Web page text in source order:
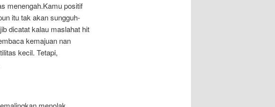
menengah.Kamu positif
itu tak akan sungguh-
dicatat kalau maslahat hit
kemajuan nan
kecil. Tetapi,